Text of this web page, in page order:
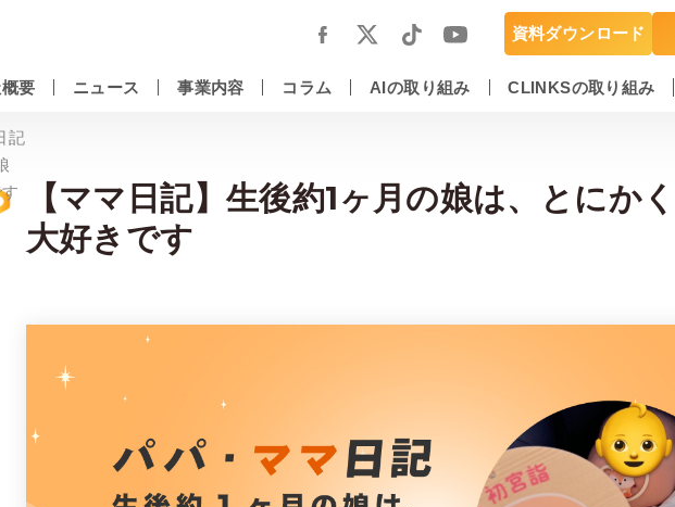
資料ダウンロード
要 ニュース 事業内容 コラム AIの取り組み CLINKSの取り組み
記
【ママ日記】生後約1ヶ月の娘は、とにか
大好きです